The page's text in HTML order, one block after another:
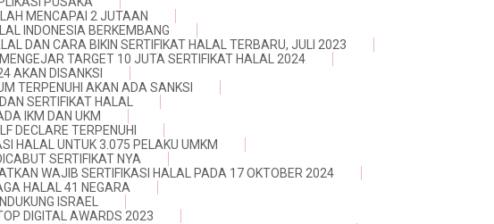
MENCAPAI 2 JUTAAN
INDONESIA BERKEMBANG
DAN CARA BIKIN SERTIFIKAT HALAL TERBARU, JULI 2023
MENGEJAR TARGET 10 JUTA SERTIFIKAT HALAL 2024
AKAN DISANKSI
TERPENUHI AKAN ADA SANKSI
SERTIFIKAT HALAL
IKM DAN UKM
DECLARE TERPENUHI
HALAL UNTUK 3.075 PELAKU UMKM
SERTIFIKAT NYA
WAJIB SERTIFIKASI HALAL PADA 17 OKTOBER 2024
HALAL 41 NEGARA
ISRAEL
DIGITAL AWARDS 2023